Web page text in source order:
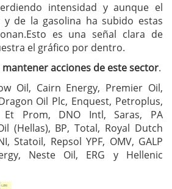
intensidad y aunque el
de la gasolina ha subido estas
es una señal clara de
el gráfico por dentro.
acciones de este sector.
Oil, Cairn Energy, Premier Oil,
Oil Plc, Enquest, Petroplus,
Prom, DNO Intl, Saras, PA
(Hellas), BP, Total, Royal Dutch
Statoil, Repsol YPF, OMV, GALP
Neste Oil, ERG y Hellenic